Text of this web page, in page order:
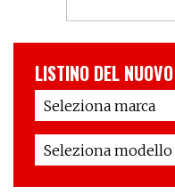
LISTINO DEL NUOVO